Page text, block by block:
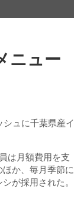
ニュー
ュに千葉県産イ
は月額費用を支
か、毎月季節に
が採用された。